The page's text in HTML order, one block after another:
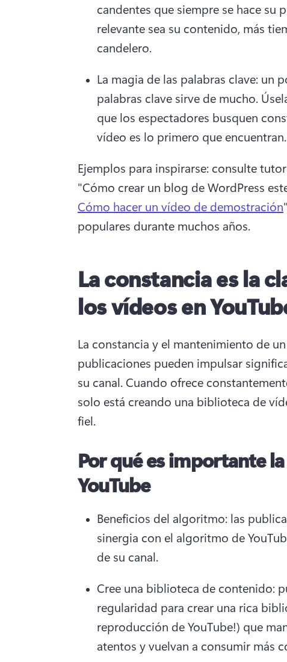
candentes que siempre se hace su
relevante sea su contenido, más
candelero.
La magia de las palabras clave: un
palabras clave sirve de mucho.
que los espectadores busquen
vídeo es lo primero que
Ejemplos para inspirarse: consulte
"Cómo crear un blog de WordPress
Cómo hacer un vídeo de demostración
populares durante muchos años.
La constancia es la
los vídeos en
La constancia y el mantenimiento de
publicaciones pueden impulsar
su canal. Cuando ofrece
solo está creando una biblioteca de
fiel.
Por qué es importante
YouTube
Beneficios del algoritmo: las
sinergia con el algoritmo de
de su canal.
Cree una biblioteca de contenido:
regularidad para crear una rica
reproducción de YouTube!) que
atentos y vuelvan a consumir más